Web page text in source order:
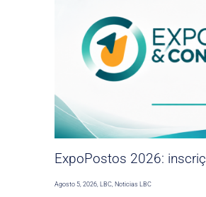
ExpoPostos 2026:
Agosto 5, 2026 ,LBC Noticias LBC